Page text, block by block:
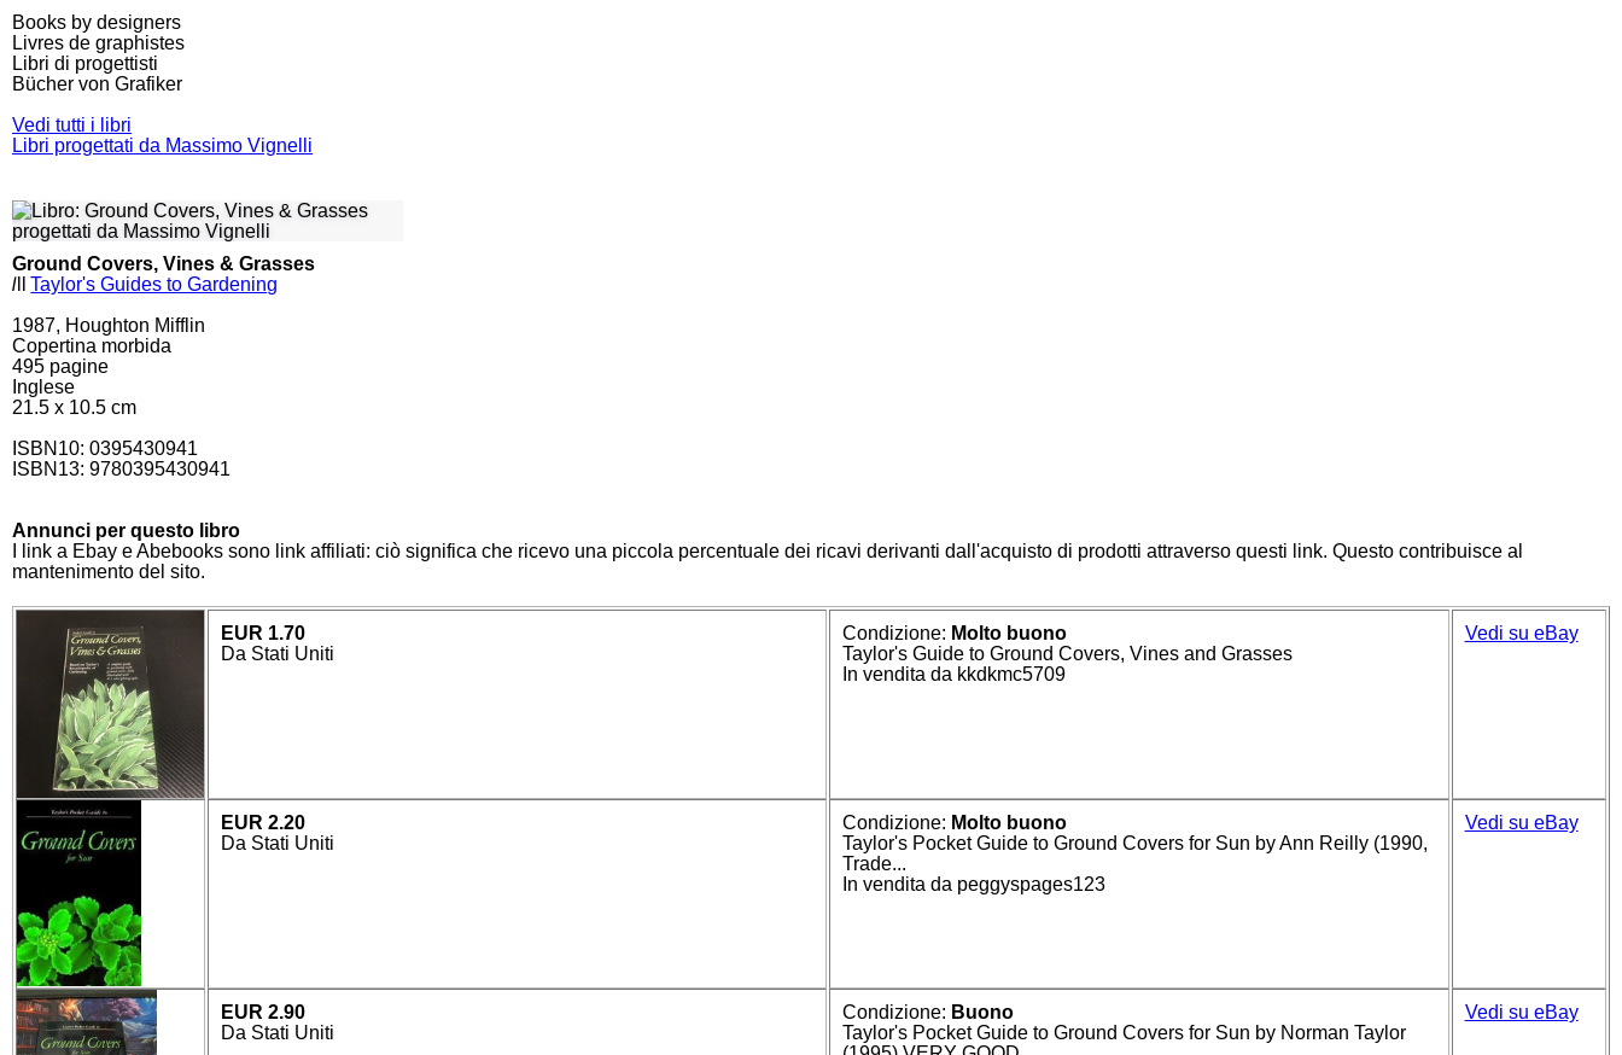
Books by designers
Livres de graphistes
Libri di progettisti
Bücher von Grafiker
Vedi tutti i libri
Libri progettati da Massimo Vignelli
Ground Covers, Vines & Grasses
l
Taylor's Guides to Gardening
1987, Houghton Mifflin
Copertina morbida
495 pagine
Inglese
21.5 x 10.5 cm
ISBN10: 0395430941
ISBN13: 9780395430941
Annunci per questo libro
I link a Ebay e Abebooks sono link affiliati: ciò significa che ricevo una piccola percentuale dei ricavi derivanti dall'acquisto di prodotti attraverso questi link. Questo contribuisce al
mantenimento del sito.
EUR 1.70
Da Stati Uniti
Condizione: Molto buono
Taylor's Guide to Ground Covers, Vines and Grasses
In vendita da kkdkmc5709
Vedi su eBay
EUR 2.20
Da Stati Uniti
Condizione: Molto buono
Taylor's Pocket Guide to Ground Covers for Sun by Ann Reilly (1990,
Trade...
In vendita da peggyspages123
Vedi su eBay
EUR 2.90
Da Stati Uniti
Condizione: Buono
Taylor's Pocket Guide to Ground Covers for Sun by Norman Taylor
Vedi su eBay